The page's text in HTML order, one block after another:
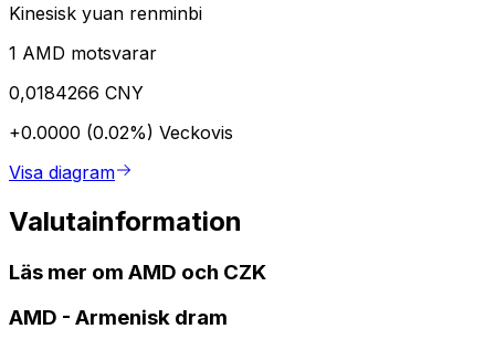
Kinesisk yuan renminbi
1 AMD motsvarar
0,0184266 CNY
+0.0000 (0.02%) Veckovis
Visa diagram
Valutainformation
Läs mer om AMD och CZK
AMD - Armenisk dram